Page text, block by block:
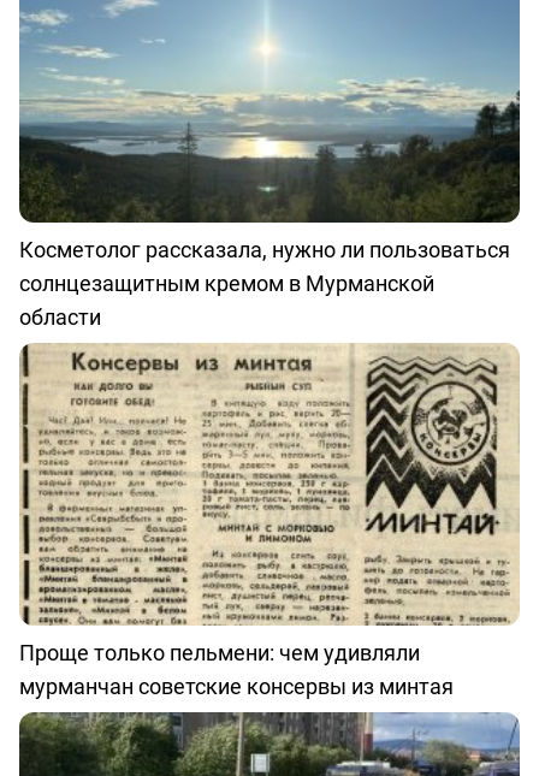
Косметолог рассказала, нужно ли пользоваться
солнцезащитным кремом в Мурманской
области
Проще только пельмени: чем удивляли
мурманчан советские консервы из минтая